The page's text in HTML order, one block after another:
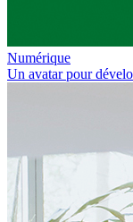
Numérique
Un avatar pour